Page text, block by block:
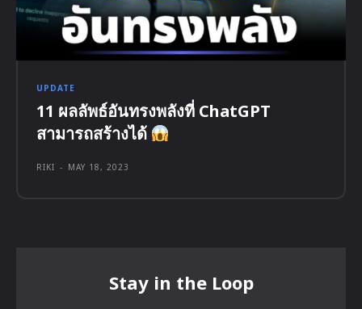
UPDATE
11 ผลลัพธ์อันทรงพลังที่ ChatGPT
สามารถสร้างได้
RIKI - MAY 18, 2023
Stay in the Loop